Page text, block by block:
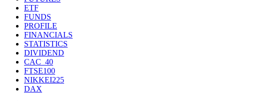
ETF
FUNDS
PROFILE
FINANCIALS
STATISTICS
DIVIDEND
CAC_40
FTSE100
NIKKEI225
DAX